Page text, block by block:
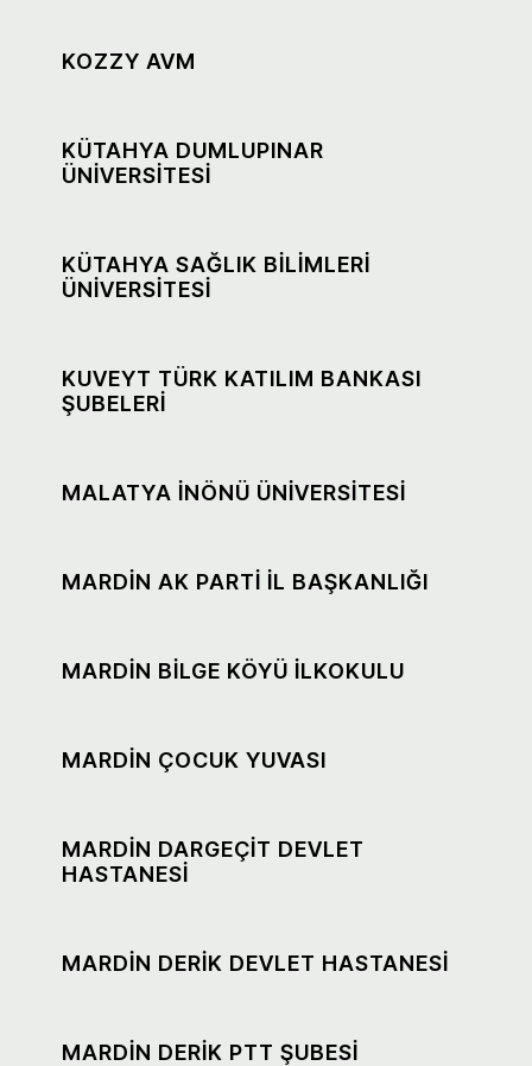
KOZZY AVM
KÜTAHYA DUMLUPINAR
ÜNİVERSİTESİ
KÜTAHYA SAĞLIK BİLİMLERİ
ÜNİVERSİTESİ
KUVEYT TÜRK KATILIM BANKASI
ŞUBELERİ
MALATYA İNÖNÜ ÜNİVERSİTESİ
MARDİN AK PARTİ İL BAŞKANLIĞI
MARDİN BİLGE KÖYÜ İLKOKULU
MARDİN ÇOCUK YUVASI
MARDİN DARGEÇİT DEVLET
HASTANESİ
MARDİN DERİK DEVLET HASTANESİ
MARDİN DERİK PTT ŞUBESİ